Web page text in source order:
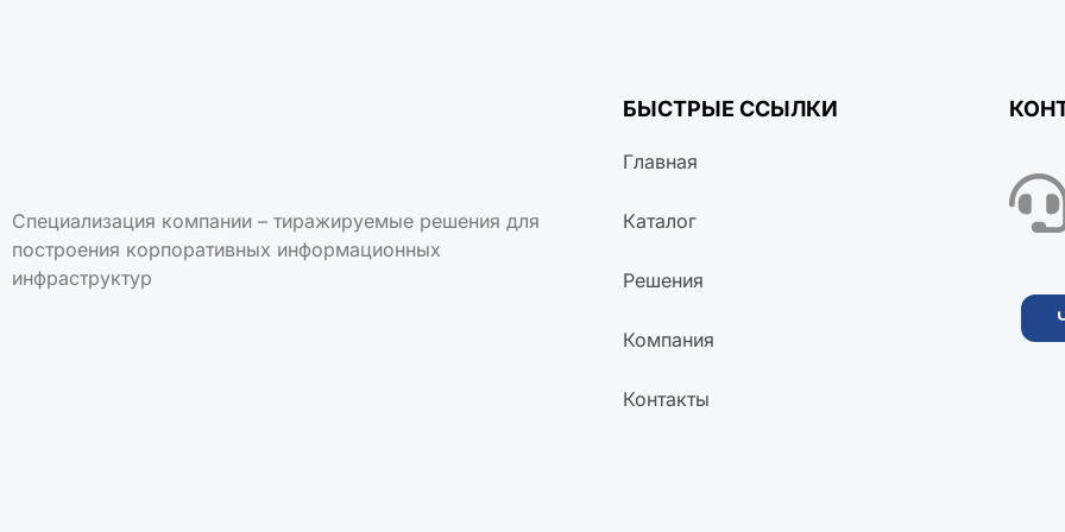
Специализация компании – тиражируемые решения для
построения корпоративных информационных
инфраструктур
БЫСТРЫЕ ССЫЛКИ
Главная
Каталог
Решения
Компания
Контакты